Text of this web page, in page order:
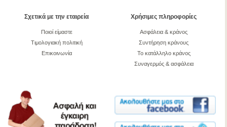
Σχετικά με την εταιρεία
Ποιοί είμαστε
Τιμολογιακή πολιτική
Επικοινωνία
Χρήσιμες πληροφορίες
Ασφάλεια & κράνος
Συντήρηση κράνους
Το κατάλληλο κράνος
Συναγερμός & ασφάλεια